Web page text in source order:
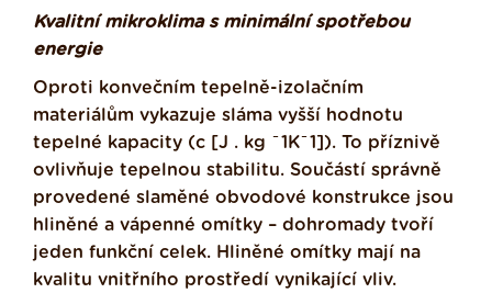
Kvalitní mikroklima s minimální spotřebou
energie
Oproti konvečním tepelně-izolačním
materiálům vykazuje sláma vyšší hodnotu
tepelné kapacity (c [J . kg ̄ 1K ̄ 1]). To příznivě
ovlivňuje tepelnou stabilitu. Součástí správně
provedené slaměné obvodové konstrukce jsou
hliněné a vápenné omítky – dohromady tvoří
jeden funkční celek. Hliněné omítky mají na
kvalitu vnitřního prostředí vynikající vliv.